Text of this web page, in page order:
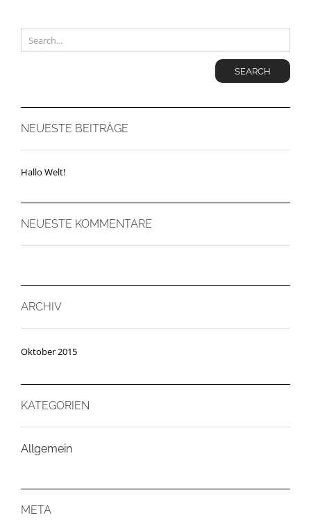
SEARCH
NEUESTE BEITRÄGE
Hallo Welt!
NEUESTE KOMMENTARE
ARCHIV
Oktober 2015
KATEGORIEN
Allgemein
META